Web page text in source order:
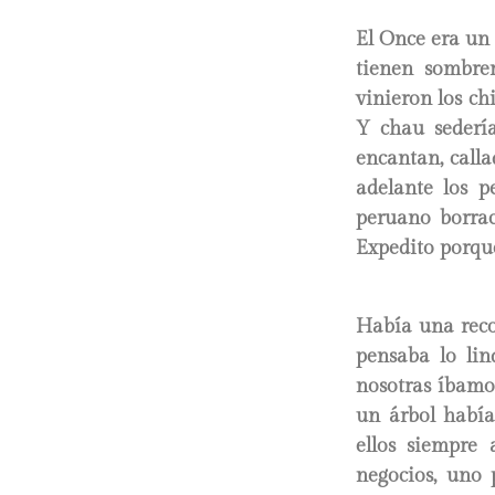
El Once era un
tienen
vinieron los
Y chau
encantan,
adelante los
peruano
Expedito
Había una
pensaba lo
nosotras
un árbol
ellos siempre
negocios, uno